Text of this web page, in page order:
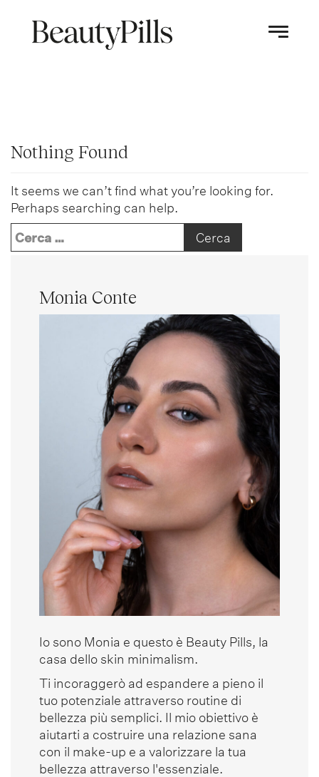
Nothing Found
It seems we can’t find what you’re looking for.
Perhaps searching can help.
Ricerca
per:
Monia Conte
Io sono Monia e questo è Beauty Pills, la
casa dello skin minimalism.
Ti incoraggerò ad espandere a pieno il
tuo potenziale attraverso routine di
bellezza più semplici. Il mio obiettivo è
aiutarti a costruire una relazione sana
con il make-up e a valorizzare la tua
bellezza attraverso l'essenziale.